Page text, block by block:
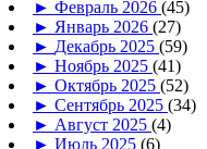
► Февраль 2026 (45)
► Январь 2026 (27)
► Декабрь 2025 (59)
► Ноябрь 2025 (41)
► Октябрь 2025 (52)
► Сентябрь 2025 (34)
► Август 2025 (4)
► Июль 2025 (6)